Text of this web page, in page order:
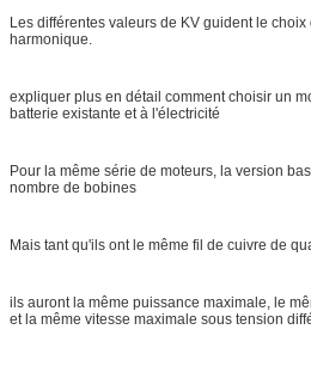
Les différentes valeurs de KV guident le
harmonique.
expliquer plus en détail comment choisir un
batterie existante et à l'électricité
Pour la même série de moteurs, la version
nombre de bobines
Mais tant qu'ils ont le même fil de cuivre de
ils auront la même puissance maximale, le
et la même vitesse maximale sous tension